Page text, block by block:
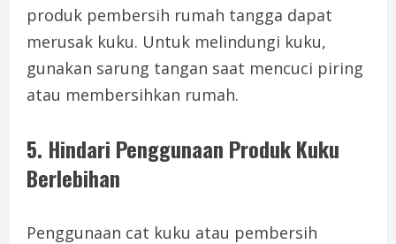
produk pembersih rumah tangga dapat
merusak kuku. Untuk melindungi kuku,
gunakan sarung tangan saat mencuci piring
atau membersihkan rumah.
5. Hindari Penggunaan Produk Kuku
Berlebihan
Penggunaan cat kuku atau pembersih